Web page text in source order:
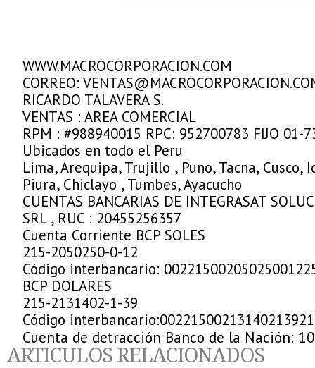
WWW.MACROCORPORACION.COM
CORREO:
RICARDO TALAVERA S.
VENTAS : AREA COMERCIAL
RPM : #988940015 RPC: 952700783 FIJO 01-
Ubicados en todo el Peru
Lima, Arequipa, Trujillo , Puno, Tacna, Cusco,
Piura, Chiclayo , Tumbes, Ayacucho
CUENTAS BANCARIAS DE INTEGRASAT
SRL , RUC : 20455256357
Cuenta Corriente BCP SOLES
215-2050250-0-12
Código interbancario:
BCP DOLARES
215-2131402-1-39
Código interbancario:00221500213140213921
Cuenta de detracción Banco de la Nación:
ARTICULOS RELACIONADOS